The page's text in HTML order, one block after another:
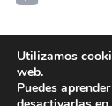
Utilizamos
web.
Puedes